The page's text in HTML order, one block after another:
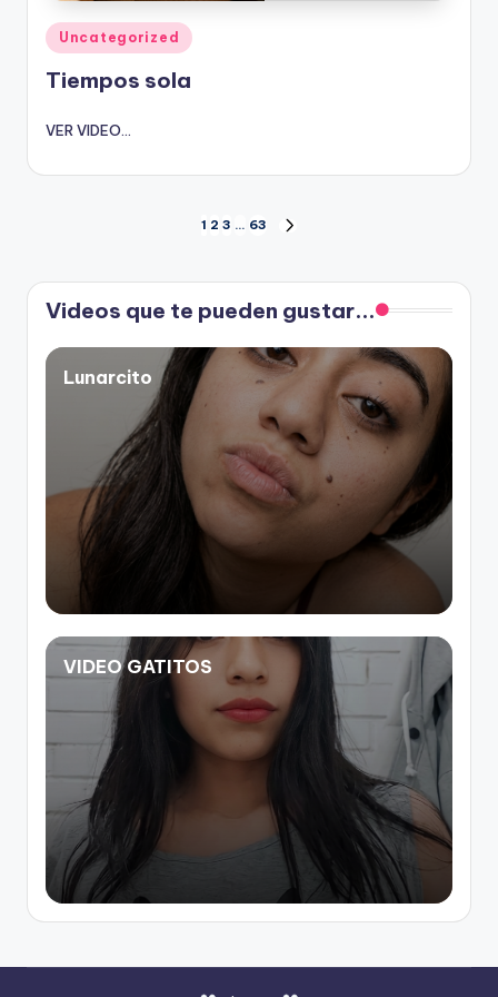
Publicado
en
Uncategorized
Tiempos sola
VER VIDEO...
Paginación
de
entradas
1 2 3 … 63
Videos que te pueden gustar...
Lunarcito
VIDEO GATITOS